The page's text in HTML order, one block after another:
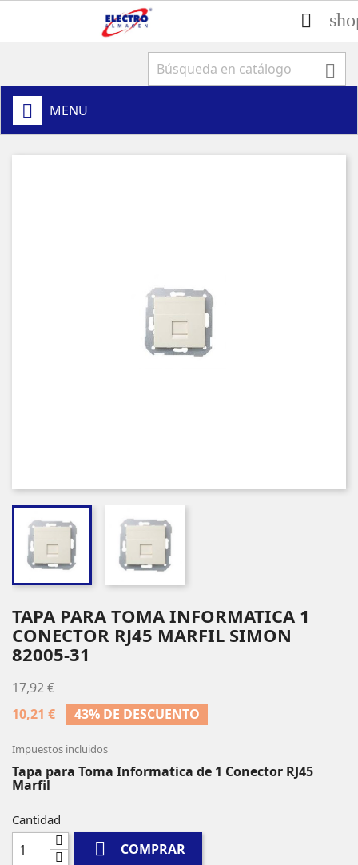


MENU
TAPA PARA TOMA INFORMATICA 1
CONECTOR RJ45 MARFIL SIMON
82005-31
17,92 €
10,21 €
43% DE DESCUENTO
Impuestos incluidos
Tapa para Toma Informatica de 1 Conector RJ45
Marfil
Cantidad
 COMPRAR